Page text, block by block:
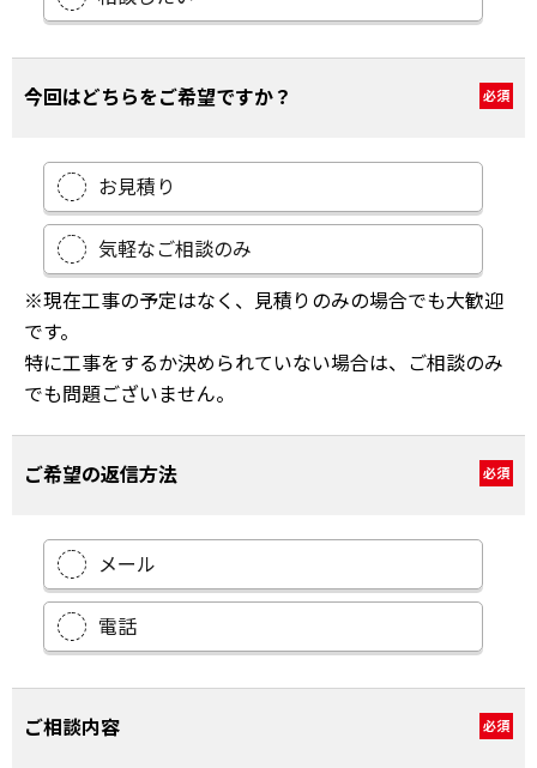
今回はどちらをご希望ですか？ 必須
お見積り
気軽なご相談のみ
※現在工事の予定はなく、見積りのみの場合でも大歓迎
です。
特に工事をするか決められていない場合は、ご相談のみ
でも問題ございません。
ご希望の返信方法 必須
メール
電話
ご相談内容 必須